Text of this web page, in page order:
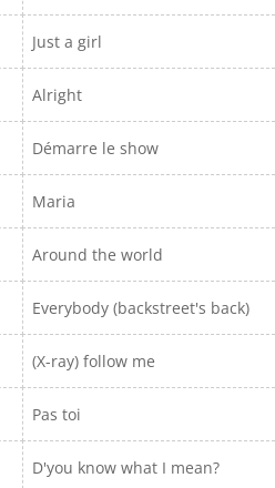
Just a girl
Alright
Démarre le show
Maria
Around the world
Everybody (backstreet's back)
(X-ray) follow me
Pas toi
D'you know what I mean?